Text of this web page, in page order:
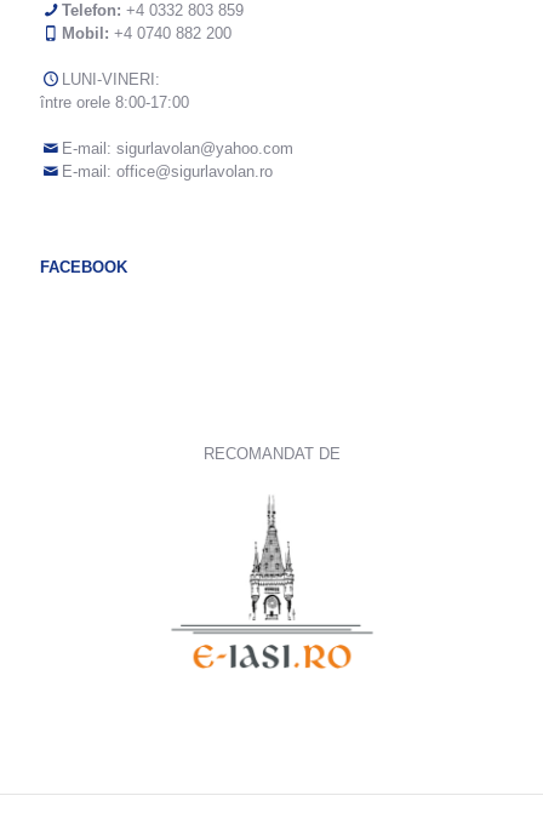
Telefon: +4 0332 803 859
Mobil: +4 0740 882 200
LUNI-VINERI:
între orele 8:00-17:00
E-mail:sigurlavolan@yahoo.com
E-mail:office@sigurlavolan.ro
FACEBOOK
RECOMANDAT DE